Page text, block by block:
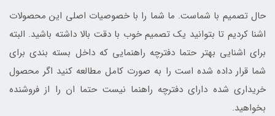
حال تصمیم با شماست. ما شما را با خصوصیات اصلی این محصولات
اشنا کردیم تا بتوانید یک تصمیم خوب با دقت بالا داشته باشید. البته
برای اشنایی بهتر حتما دفترچه راهنمایی که داخل بسته بندی برای
شما قرار داده شده است را به صورت کامل مطالعه کنید اگر محصول
خریداری شده دارای دفترچه راهنما نیست حتما ان را از فروشنده
بخواهید.